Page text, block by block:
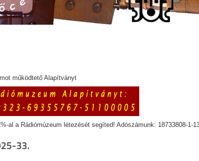
működtető Alapítványt
al a Rádiómúzeum létezését segíted! Adószámunk: 18733808-1-
33.